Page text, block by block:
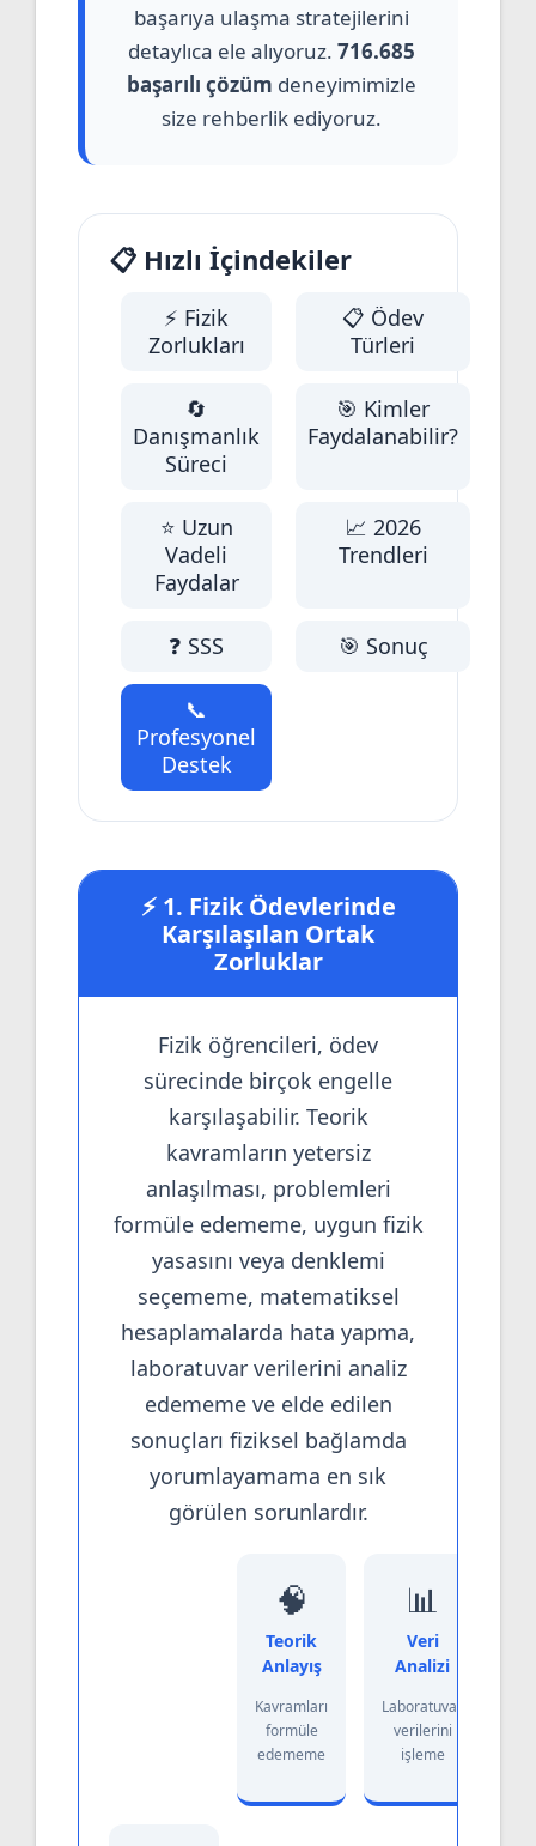
başarıya ulaşma stratejilerini
detaylıca ele alıyoruz. 716.685
başarılı çözüm deneyimimizle
size rehberlik ediyoruz.
📋 Hızlı İçindekiler
⚡ Fizik
Zorlukları
📋 Ödev
Türleri
🔄
Danışmanlık
Süreci
🎯 Kimler
Faydalanabilir?
⭐ Uzun
Vadeli
Faydalar
📈 2026
Trendleri
❓ SSS 🎯 Sonuç
📞
Profesyonel
Destek
⚡ 1. Fizik Ödevlerinde
Karşılaşılan Ortak
Zorluklar
Fizik öğrencileri, ödev
sürecinde birçok engelle
karşılaşabilir. Teorik
kavramların yetersiz
anlaşılması, problemleri
formüle edememe, uygun fizik
yasasını veya denklemi
seçememe, matematiksel
hesaplamalarda hata yapma,
laboratuvar verilerini analiz
edememe ve elde edilen
sonuçları fiziksel bağlamda
yorumlayamama en sık
görülen sorunlardır.
🧠
Teorik
Anlayış
Kavramları
formüle
edememe
📊
Veri
Analizi
Laboratuvar
verilerini
işleme